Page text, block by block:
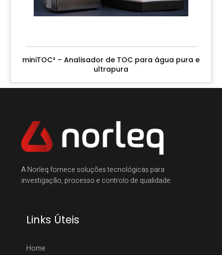
miniTOC² – Analisador de TOC para água pura e
ultrapura
A Norleq fornece soluções tecnológicas para
investigação, processo e controlo de qualidade.
Links Úteis
Home